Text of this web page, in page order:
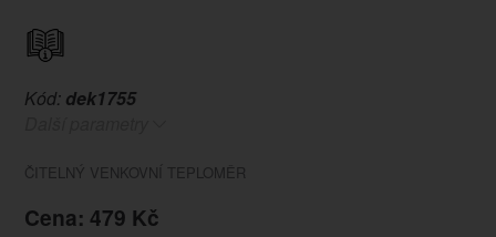
Kód: dek1755
ČITELNÝ VENKOVNÍ TEPLOMĚR
Cena: 479 Kč